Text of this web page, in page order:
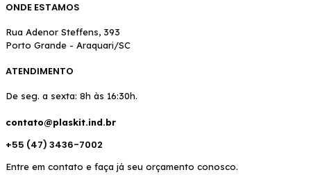
ONDE ESTAMOS
Rua Adenor Steffens, 393
Porto Grande - Araquari/SC
ATENDIMENTO
De seg. a sexta: 8h às 16:30h.
contato@plaskit.ind.br
+55 (47) 3436-7002
Entre em contato e faça já seu orçamento conosco.